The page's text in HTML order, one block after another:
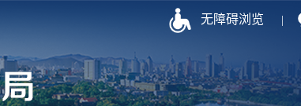
无障碍浏览 |